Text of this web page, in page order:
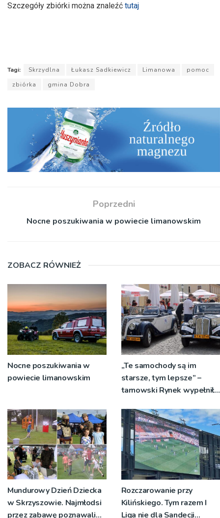
Szczegóły zbiórki można znaleźć tutaj
Tagi: Skrzydlna Łukasz Sadkiewicz Limanowa
pomoc
zbiórka
gmina Dobra
Poprzedni
Nocne poszukiwania w powiecie limanowskim
ZOBACZ RÓWNIEŻ
Nocne poszukiwania w
powiecie limanowskim
„Te samochody są im
starsze, tym lepsze” –
tarnowski Rynek wypełniły
Mundurowy Dzień Dziecka
w Skrzyszowie. Najmłodsi
przez zabawę poznawali
Rozczarowanie przy
Kilińskiego. Tym razem I
Liga nie dla Sandecji